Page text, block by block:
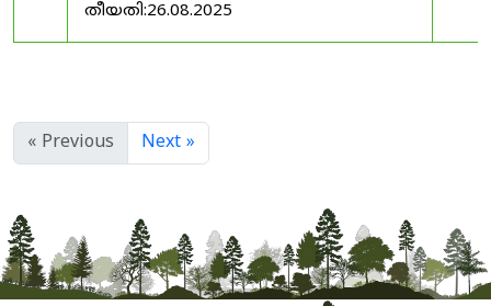
തീയതി:26.08.2025
« Previous Next »